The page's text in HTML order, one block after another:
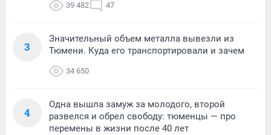
39 482 47
3
Значительный объем металла вывезли из
Тюмени. Куда его транспортировали и зачем
34 650
4
Одна вышла замуж за молодого, второй
развелся и обрел свободу: тюменцы — про
перемены в жизни после 40 лет